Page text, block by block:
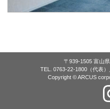
〒939-1505 富山
TEL. 0763-22-1800（代表）
Copyright © ARCUS